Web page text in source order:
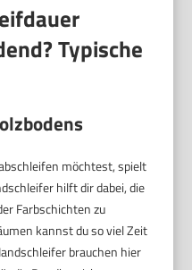
Typische
möchtest, spielt
hilft dir dabei, die
Farbschichten zu
kannst du so viel Zeit
brauchen hier